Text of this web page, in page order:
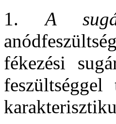
1.A
fékezési